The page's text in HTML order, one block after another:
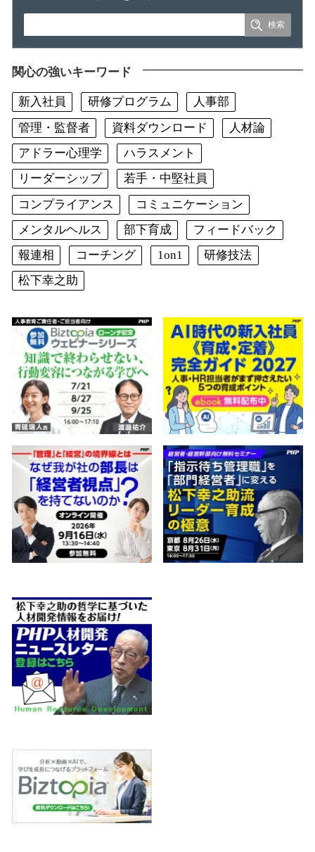
関心の強いキーワード
新入社員 研修プログラム
人事部
管理・監督者
資料ダウンロード
人材論
アドラー心理学
ハラスメント
リーダーシップ
若手・中堅社員
コンプライアンス
コミュニケーション
メンタルヘルス
部下育成
フィードバック
報連相
コーチング 1on1
研修技法
松下幸之助